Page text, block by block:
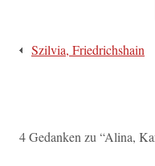
Beitragsnavigation
Szilvia, Friedrichshain
4 Gedanken zu “Alina,